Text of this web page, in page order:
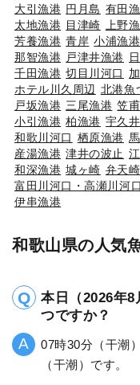
大引漁港 円月島 有田
太地漁港 目津崎 上野
芳養漁港 青岸 小浦漁港
那智漁港 戸津井漁港
千田漁港 切目川河口
ホテル川久周辺 北港魚
戸坂漁港 三尾漁港 笠
小引漁港 柏漁港 宇久
和歌川河口 栖原漁港
産湯漁港 津井の波止
和深漁港 城ヶ崎 弁天崎
富田川河口・高瀬川河口
伊串漁港
和歌山県の人気
本日（2026年
つですか？
07時30分（干潮
（干潮）です。